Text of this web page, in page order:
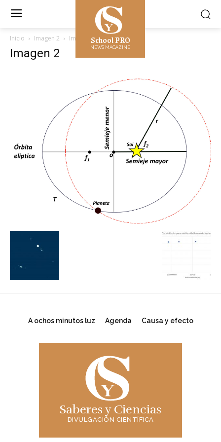
School PRO
NEWS MAGAZINE
Inicio Imagen 2 Imagen 2
Imagen 2
A ochos minutos luz Agenda Causa y efecto
Saberes y Ciencias
DIVULGACIÓN CIENTÍFICA